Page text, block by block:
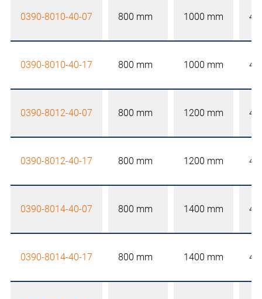
0390-8010-40-07 800 mm 1000 mm
0390-8010-40-17 800 mm 1000 mm
0390-8012-40-07 800 mm 1200 mm
0390-8012-40-17 800 mm 1200 mm
0390-8014-40-07 800 mm 1400 mm
0390-8014-40-17 800 mm 1400 mm